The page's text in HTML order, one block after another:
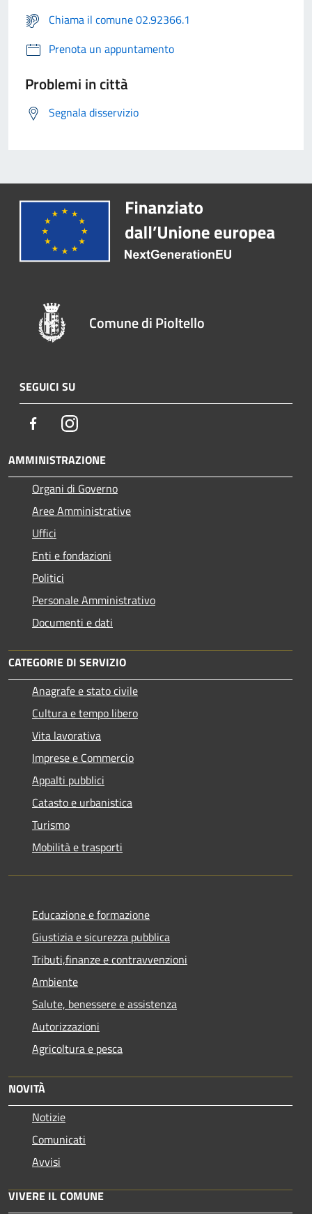
Chiama il comune 02.92366.1
Prenota un appuntamento
Problemi in città
Segnala disservizio
Comune di Pioltello
SEGUICI SU
FacebookInstagram
AMMINISTRAZIONE
Organi di Governo
Aree Amministrative
Uffici
Enti e fondazioni
Politici
Personale Amministrativo
Documenti e dati
CATEGORIE DI SERVIZIO
Anagrafe e stato civile
Cultura e tempo libero
Vita lavorativa
Imprese e Commercio
Appalti pubblici
Catasto e urbanistica
Turismo
Mobilità e trasporti
Educazione e formazione
Giustizia e sicurezza pubblica
Tributi,finanze e contravvenzioni
Ambiente
Salute, benessere e assistenza
Autorizzazioni
Agricoltura e pesca
NOVITÀ
Notizie
Comunicati
Avvisi
VIVERE IL COMUNE